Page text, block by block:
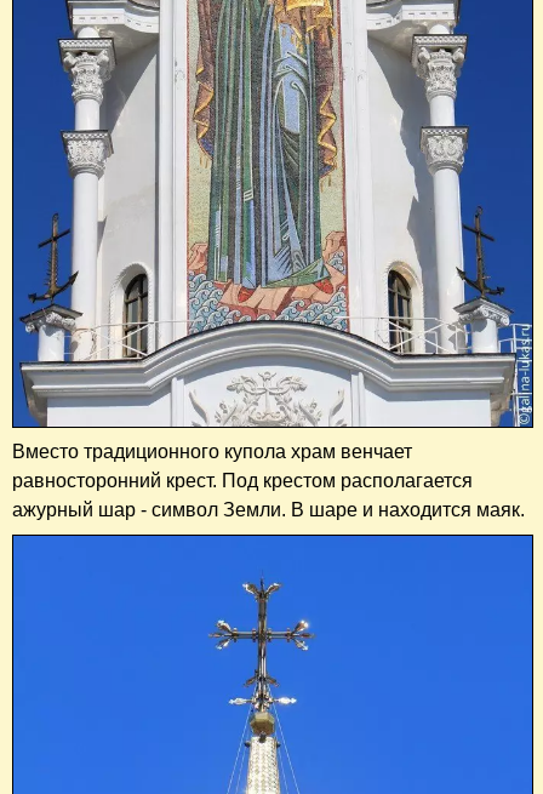
Вместо традиционного купола храм венчает
равносторонний крест. Под крестом располагается
ажурный шар - символ Земли. В шаре и находится маяк.